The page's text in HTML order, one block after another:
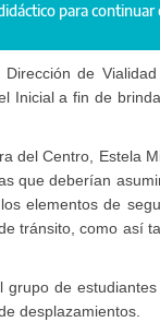
a partir de juegos
de
Inicial a fin de
del Centro, Estela
que deberían
elementos de
tránsito, como así
de
desplazamientos.